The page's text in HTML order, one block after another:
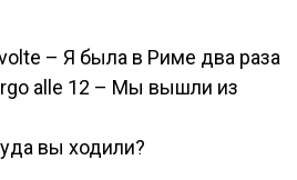
– Я была в Риме два раза
alle 12 – Мы вышли из
вы ходили?